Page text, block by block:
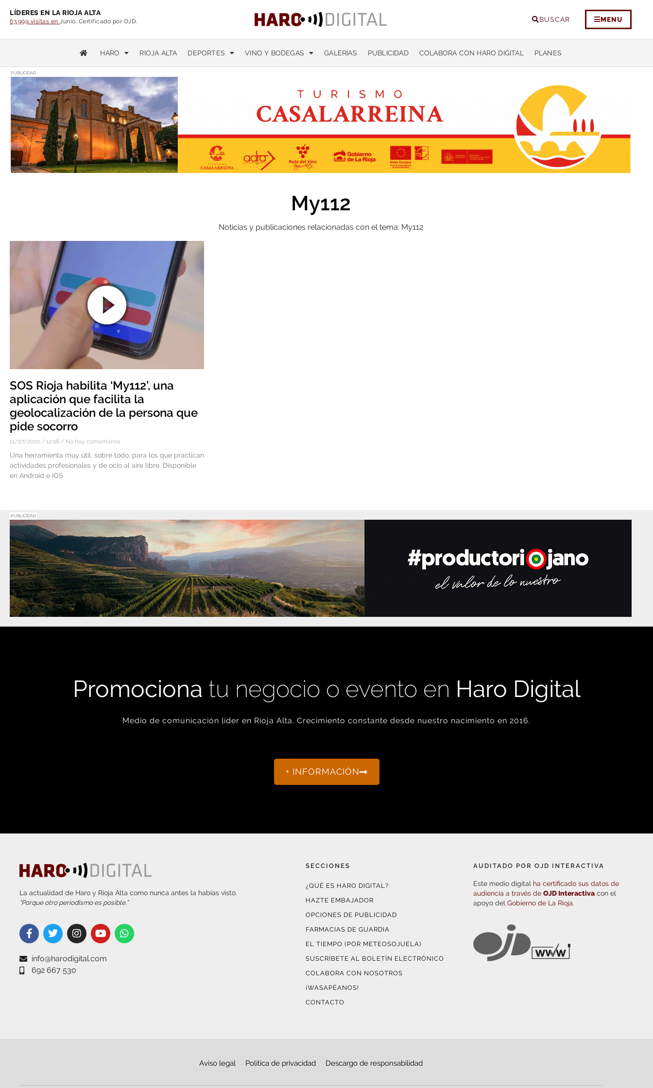
LÍDERES EN LA RIOJA ALTA
63.999 visitas en Junio. Certificado por OJD. BUSCAR MENU
HARO RIOJA ALTA DEPORTES VINO Y BODEGAS GALERÍAS PUBLICIDAD COLABORA CON HARO DIGITAL PLANES
PUBLICIDAD
My112
Noticias y publicaciones relacionadas con el tema: My112
SOS Rioja habilita ‘My112’, una
aplicación que facilita la
geolocalización de la persona que
pide socorro
11/07/2020 12:06 No hay comentarios
Una herramienta muy útil, sobre todo, para los que practican
actividades profesionales y de ocio al aire libre. Disponible
en Android e iOS
PUBLICIDAD
Promociona tu negocio o evento en Haro Digital
Medio de comunicación líder en Rioja Alta. Crecimiento constante desde nuestro nacimiento en 2016.
+ INFORMACIÓN
La actualidad de Haro y Rioja Alta como nunca antes la habías visto.
“Porque otro periodismo es posible.”
info@harodigital.com
692 667 530
SECCIONES
¿QUÉ ES HARO DIGITAL?
HAZTE EMBAJADOR
OPCIONES DE PUBLICIDAD
FARMACIAS DE GUARDIA
EL TIEMPO (POR METEOSOJUELA)
SUSCRÍBETE AL BOLETÍN ELECTRÓNICO
COLABORA CON NOSOTROS
¡WASAPÉANOS!
CONTACTO
AUDITADO POR OJD INTERACTIVA
Este medio digital ha certificado sus datos de
audiencia a través deOJD Interactiva con el
apoyo delGobierno de La Rioja.
Aviso legal Política de privacidad Descargo de responsabilidad